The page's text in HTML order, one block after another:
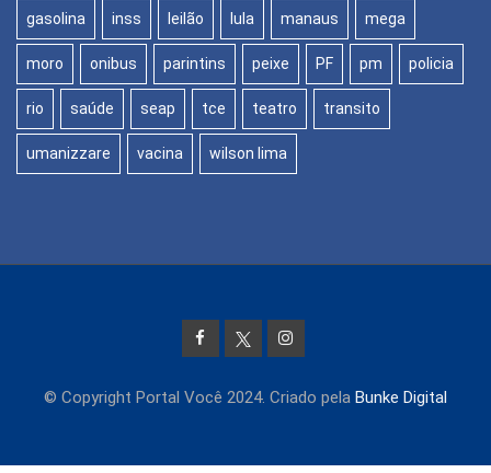
gasolina inss leilão lula manaus mega
moro onibus parintins peixe PF pm policia
rio saúde seap tce teatro transito
umanizzare vacina wilson lima
© Copyright Portal Você 2024. Criado pela Bunke Digital